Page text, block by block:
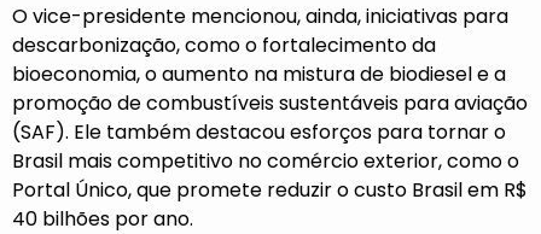
O vice-presidente mencionou, ainda, iniciativas para
descarbonização, como o fortalecimento da
bioeconomia, o aumento na mistura de biodiesel e a
promoção de combustíveis sustentáveis para aviação
(SAF). Ele também destacou esforços para tornar o
Brasil mais competitivo no comércio exterior, como o
Portal Único, que promete reduzir o custo Brasil em R$
40 bilhões por ano.